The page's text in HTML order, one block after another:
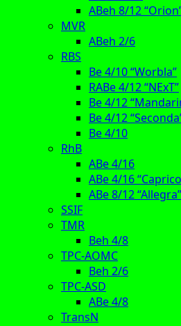
ABeh 8/12
MVR
ABeh 2/6
RBS
Be 4/10 “Worbla”
RABe 4/12 “NExT”
Be 4/12
Be 4/12
Be 4/10
RhB
ABe 4/16
ABe 4/16
ABe 8/12 “Allegra”
SSIF
TMR
Beh 4/8
TPC-AOMC
Beh 2/6
TPC-ASD
ABe 4/8
TransN